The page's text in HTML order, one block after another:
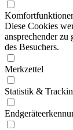
Diese Cookies
ansprechender zu
des Besuchers.
Merkzettel
Statistik &